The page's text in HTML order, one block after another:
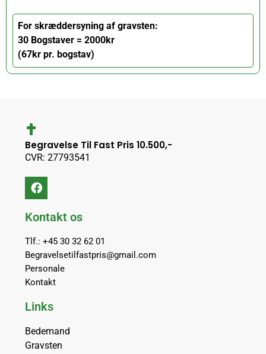
For skræddersyning af gravsten:
30 Bogstaver = 2000kr
(67kr pr. bogstav)
Begravelse Til Fast Pris 10.500,-
CVR: 27793541
Kontakt os
Tlf.: +45 30 32 62 01
Begravelsetilfastpris@gmail.com
Personale
Kontakt
Links
Bedemand
Gravsten